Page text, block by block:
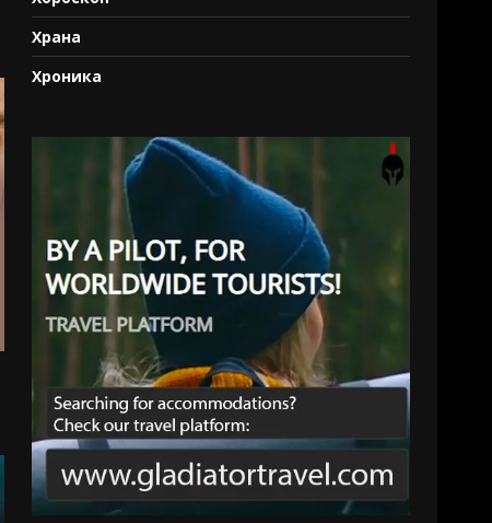
Храна
Хроника